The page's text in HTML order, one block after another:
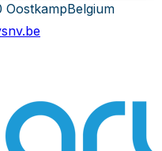
OostkampBelgium